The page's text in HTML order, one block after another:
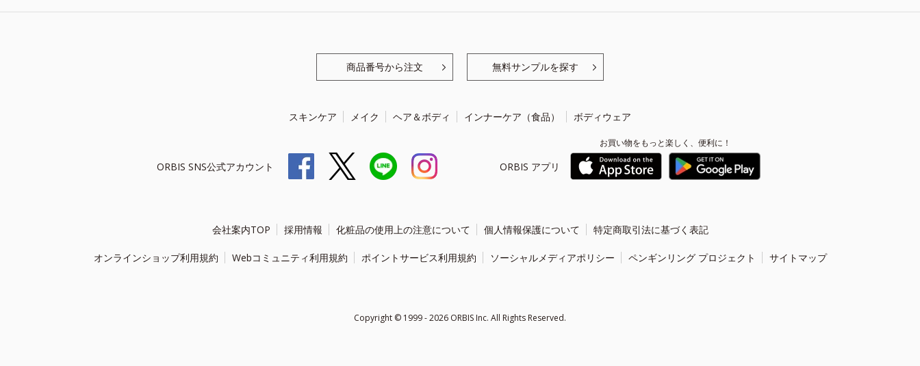
商品番号から注文 無料サンプルを探す
スキンケア メイク ヘア＆ボディ インナーケア（食品） ボディウェア
ORBIS SNS公式アカウント ORBIS アプリ
お買い物をもっと楽しく、便利に！
会社案内TOP 採用情報 化粧品の使用上の注意について 個人情報保護について 特定商取引法に基づく表記
オンラインショップ利用規約 Webコミュニティ利用規約 ポイントサービス利用規約 ソーシャルメディアポリシー ペンギンリング プロジェクト サイトマップ
Copyright © 1999 - 2026 ORBIS Inc. All Rights Reserved.